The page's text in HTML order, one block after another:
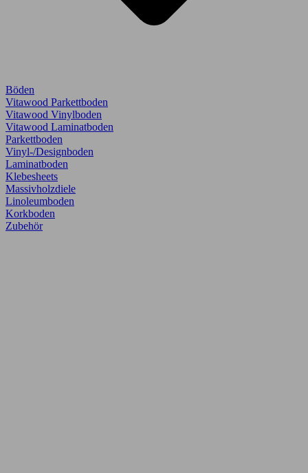
Böden
Vitawood Parkettboden
Vitawood Vinylboden
Vitawood Laminatboden
Parkettboden
Vinyl-/Designboden
Laminatboden
Klebesheets
Massivholzdiele
Linoleumboden
Korkboden
Zubehör